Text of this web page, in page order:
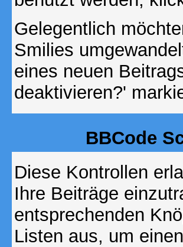
Gelegentlich
Smilies
eines neuen
deaktivieren?'
BBCode
Diese Kontrollen
Ihre Beiträge
entsprechenden
Listen aus, um